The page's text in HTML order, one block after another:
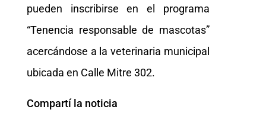
pueden inscribirse en el programa
“Tenencia responsable de mascotas”
acercándose a la veterinaria municipal
ubicada en Calle Mitre 302.
Compartí la noticia